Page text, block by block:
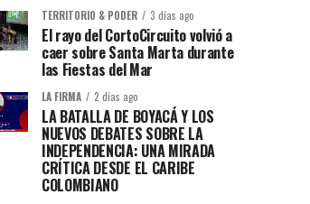
TERRITORIO & PODER 3 días ago
El rayo del CortoCircuito volvió a
caer sobre Santa Marta durante
las Fiestas del Mar
LA FIRMA 2 días ago
LA BATALLA DE BOYACÁ Y LOS
NUEVOS DEBATES SOBRE LA
INDEPENDENCIA: UNA MIRADA
CRÍTICA DESDE EL CARIBE
COLOMBIANO